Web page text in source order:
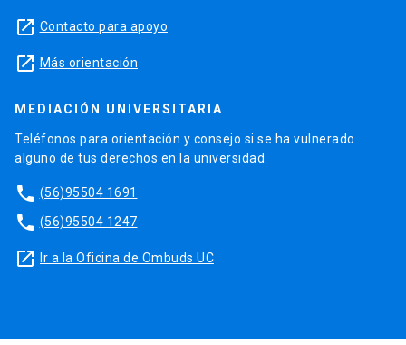
launch Contacto para apoyo
launch Más orientación
MEDIACIÓN UNIVERSITARIA
Teléfonos para orientación y consejo si se ha vulnerado
alguno de tus derechos en la universidad.
phone (56)95504 1691
phone (56)95504 1247
launch Ir a la Oficina de Ombuds UC